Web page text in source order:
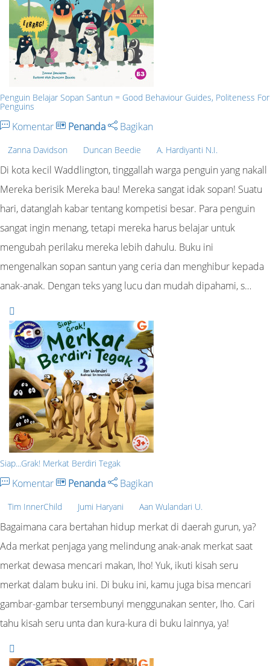
Penguin Belajar Sopan Santun = Good Behaviour Guides, Politeness For
Penguins
Komentar Penanda Bagikan
Zanna Davidson Duncan Beedie A. Hardiyanti N.I.
Di kota kecil Waddlington, tinggallah warga penguin yang nakall
Mereka berisik Mereka bau! Mereka sangat idak sopan! Suatu
hari, datanglah kabar tentang kompetisi besar. Para penguin
sangat ingin menang, tetapi mereka harus belajar untuk
mengubah perilaku mereka lebih dahulu. Buku ini
mengenalkan sopan santun yang ceria dan menghibur kepada
anak-anak. Dengan teks yang lucu dan mudah dipahami, s…
Siap...Grak! Merkat Berdiri Tegak
Komentar Penanda Bagikan
Tim InnerChild Jumi Haryani Aan Wulandari U.
Bagaimana cara bertahan hidup merkat di daerah gurun, ya?
Ada merkat penjaga yang melindung anak-anak merkat saat
merkat dewasa mencari makan, Iho! Yuk, ikuti kisah seru
merkat dalam buku ini. Di buku ini, kamu juga bisa mencari
gambar-gambar tersembunyi menggunakan senter, Iho. Cari
tahu kisah seru unta dan kura-kura di buku lainnya, ya!